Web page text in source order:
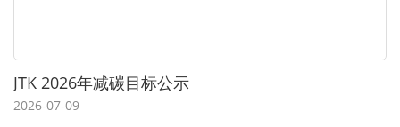
JTK 2026年减碳目标公示
2026-07-09